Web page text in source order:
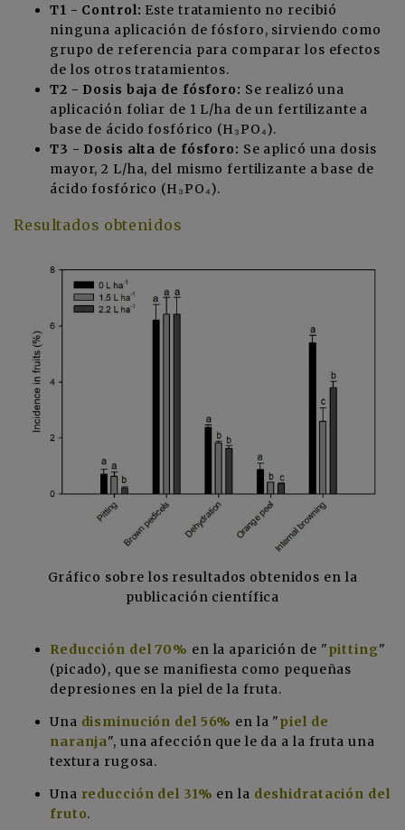
T1 - Control: Este tratamiento no recibió
ninguna aplicación de fósforo, sirviendo como
grupo de referencia para comparar los efectos
de los otros tratamientos.
T2 - Dosis baja de fósforo: Se realizó una
aplicación foliar de 1 L/ha de un fertilizante a
base de ácido fosfórico (H₃PO₄).
T3 - Dosis alta de fósforo: Se aplicó una dosis
mayor, 2 L/ha, del mismo fertilizante a base de
ácido fosfórico (H₃PO₄).
Resultados obtenidos
Gráfico sobre los resultados obtenidos en la
publicación científica
Reducción del 70% en la aparición de "pitting"
(picado), que se manifiesta como pequeñas
depresiones en la piel de la fruta.
Una disminución del 56% en la "piel de
naranja", una afección que le da a la fruta una
textura rugosa.
Una reducción del 31% en la deshidratación del
fruto.